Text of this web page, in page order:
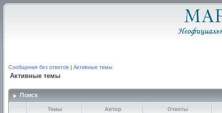
Сообщения без ответов | Активные темы
Активные темы
Поиск
Темы Автор Ответы